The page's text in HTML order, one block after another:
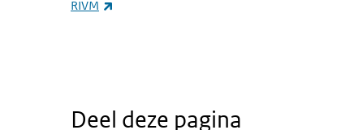
RIVM
Deel deze pagina